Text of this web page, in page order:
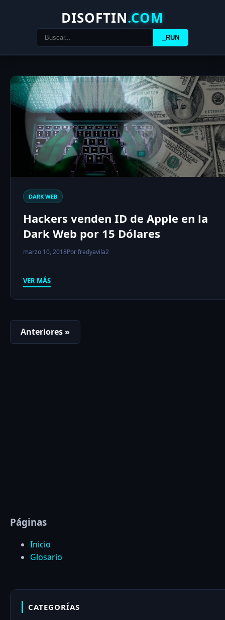
DISOFTIN.COM
_RUN
DARK WEB
Hackers venden ID de Apple en la
Dark Web por 15 Dólares
marzo 10, 2018Por fredyavila2
VER MÁS
Anteriores »
Páginas
Inicio
Glosario
CATEGORÍAS